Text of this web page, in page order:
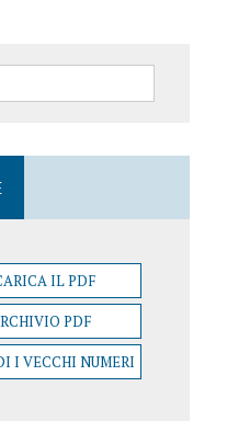
IL PDF
PDF
I VECCHI NUMERI